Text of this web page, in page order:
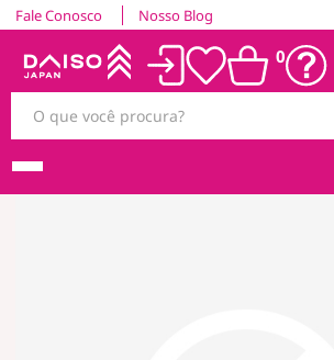
Fale Conosco Nosso Blog
0